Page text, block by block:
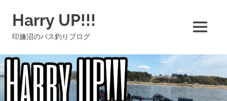
ツ
へ
ス
キ
Harry UP!!!
印旛沼のバス釣りブログ MENU